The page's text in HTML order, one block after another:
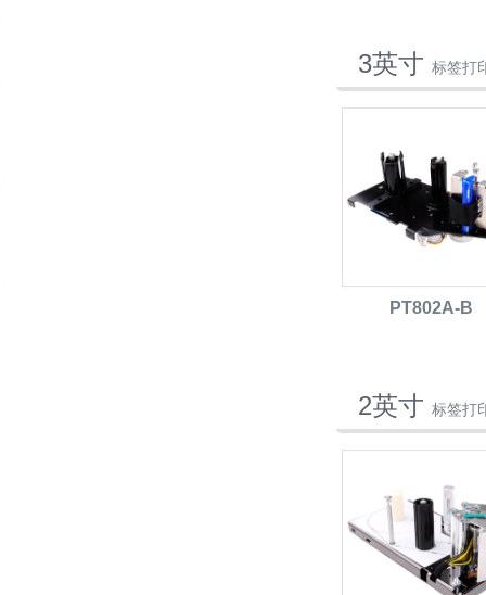
3英寸 标签打
PT802A-B
2英寸 标签打